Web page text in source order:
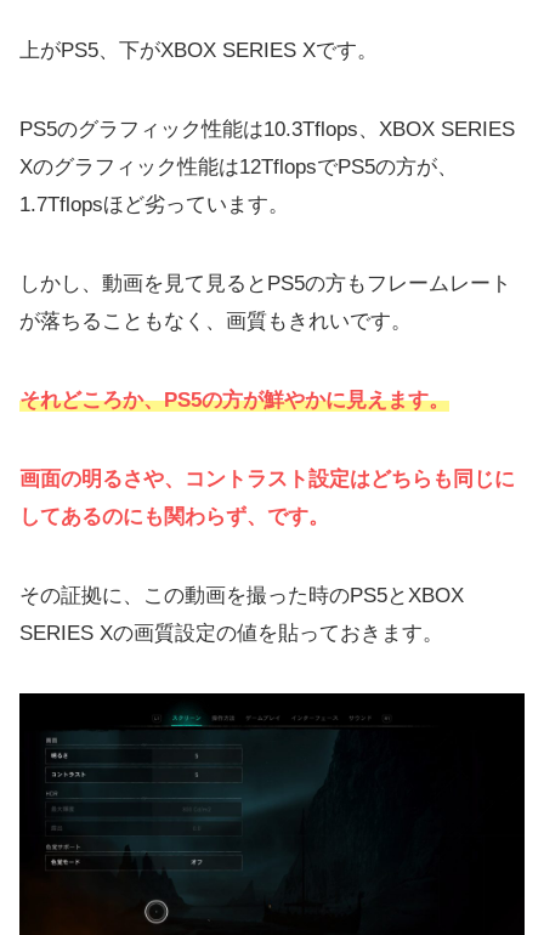
上がPS5、下がXBOX SERIES Xです。
PS5のグラフィック性能は10.3Tflops、XBOX SERIES
Xのグラフィック性能は12TflopsでPS5の方が、
1.7Tflopsほど劣っています。
しかし、動画を見て見るとPS5の方もフレームレート
が落ちることもなく、画質もきれいです。
それどころか、PS5の方が鮮やかに見えます。
画面の明るさや、コントラスト設定はどちらも同じに
してあるのにも関わらず、です。
その証拠に、この動画を撮った時のPS5とXBOX
SERIES Xの画質設定の値を貼っておきます。